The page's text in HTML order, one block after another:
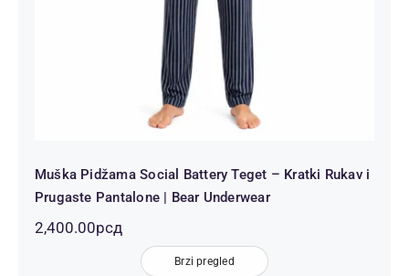
Muška Pidžama Social Battery Teget – Kratki Rukav i
Prugaste Pantalone | Bear Underwear
2,400.00рсд
Brzi pregled